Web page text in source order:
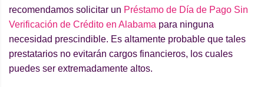
recomendamos solicitar un Préstamo de Día de Pago Sin
Verificación de Crédito en Alabama para ninguna
necesidad prescindible. Es altamente probable que tales
prestatarios no evitarán cargos financieros, los cuales
puedes ser extremadamente altos.